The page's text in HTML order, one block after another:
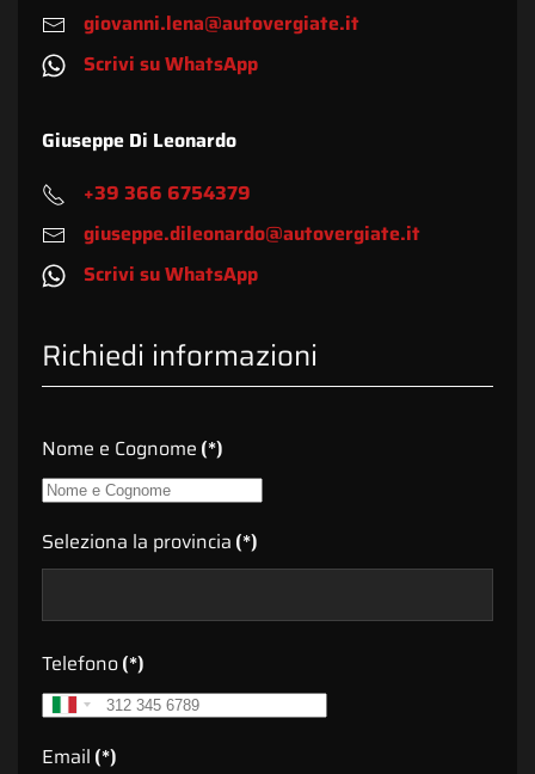
giovanni.lena@autovergiate.it
Scrivi su WhatsApp
Giuseppe Di Leonardo
+39 366 6754379
giuseppe.dileonardo@autovergiate.it
Scrivi su WhatsApp
Richiedi informazioni
Nome e Cognome (*)
Seleziona la provincia (*)
Telefono(*)
Italy
Email (*)